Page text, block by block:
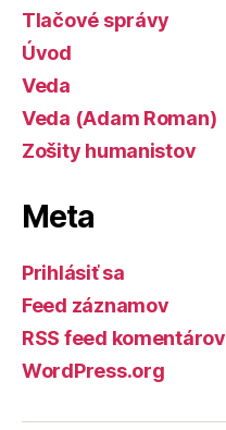
Tlačové správy
Úvod
Veda
Veda (Adam Roman)
Zošity humanistov
Meta
Prihlásiť sa
Feed záznamov
RSS feed komentárov
WordPress.org